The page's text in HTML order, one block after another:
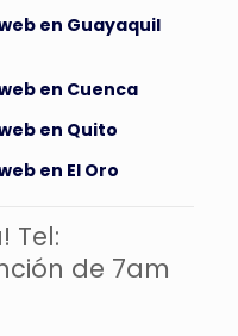
en Guayaquil
en Cuenca
en Quito
en El Oro
Tel:
de 7am